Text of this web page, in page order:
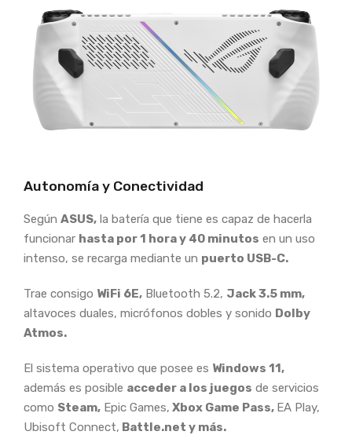
Autonomía y Conectividad
Según ASUS, la batería que tiene es capaz de hacerla
funcionar hasta por 1 hora y 40 minutos en un uso
intenso, se recarga mediante un puerto USB-C.
Trae consigo WiFi 6E, Bluetooth 5.2, Jack 3.5 mm,
altavoces duales, micrófonos dobles y sonido Dolby
Atmos.
El sistema operativo que posee es Windows 11,
además es posible acceder a los juegos de servicios
como Steam, Epic Games, Xbox Game Pass, EA Play,
Ubisoft Connect, Battle.net y más.